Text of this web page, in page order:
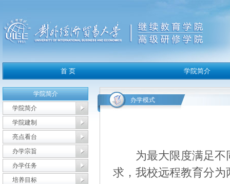
学院简介
学院简介
学院建制
亮点看台
办学宗旨
办学任务
培养目标
为最大限度满足不
求，我校远程教育分
办学模式